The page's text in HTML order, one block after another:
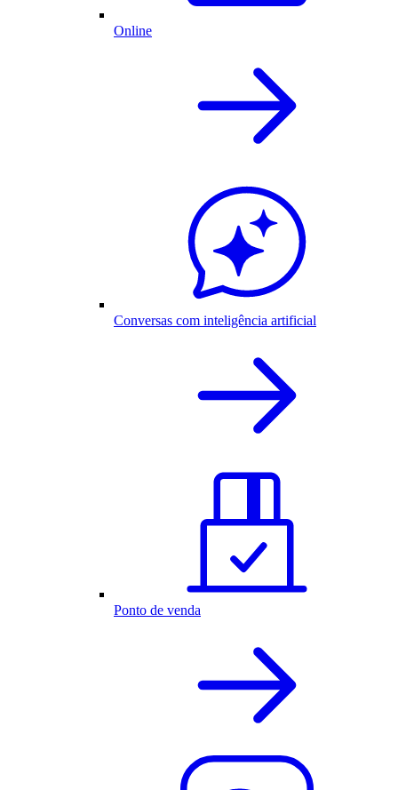
Online
Conversas com inteligência artificial
Ponto de venda